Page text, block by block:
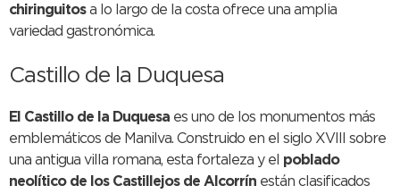
chiringuitosa lo largo de la costa ofrece una amplia
variedad gastronómica.
Castillo de la Duquesa
El Castillo de la Duquesa es uno de los monumentos más
emblemáticos de Manilva. Construido en el siglo XVIII sobre
una antigua villa romana, esta fortaleza y el poblado
neolítico de los Castillejos de Alcorrín están clasificados